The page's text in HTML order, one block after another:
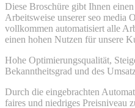
Diese Broschüre gibt Ihnen
Arbeitsweise unserer seo media
vollkommen automatisiert alle
einen hohen Nutzen für unsere
Hohe Optimierungsqualität,
Bekanntheitsgrad und des
Durch die eingebrachten
faires und niedriges Preisniveau